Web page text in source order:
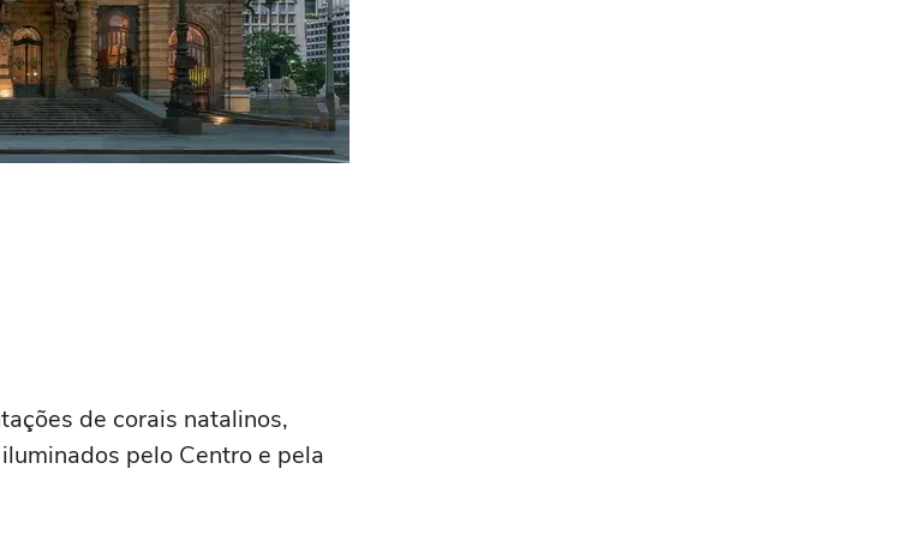
de corais natalinos,
pelo Centro e pela